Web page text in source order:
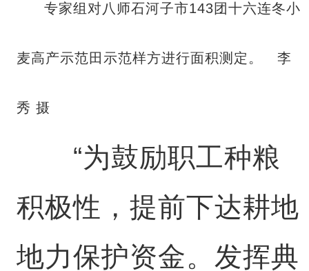
专家组对八师石河子市143团十六连冬小
麦高产示范田示范样方进行面积测定。 李
秀 摄
“为鼓励职工种粮
积极性，提前下达耕地
地力保护资金。发挥典